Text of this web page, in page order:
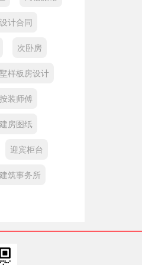
计合同
次卧房
样板房设计
装师傅
房图纸
迎宾柜台
筑事务所